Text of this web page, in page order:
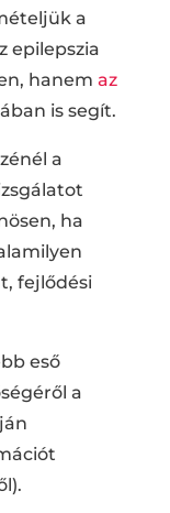
a
epilepszia
hanem az
is segít.
a
ha
fejlődési
eső
a